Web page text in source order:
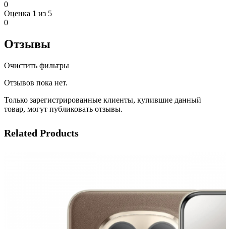
0
Оценка 1 из 5
0
Отзывы
Очистить фильтры
Отзывов пока нет.
Только зарегистрированные клиенты, купившие данный
товар, могут публиковать отзывы.
Related Products